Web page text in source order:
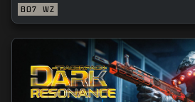
BO7 WZ